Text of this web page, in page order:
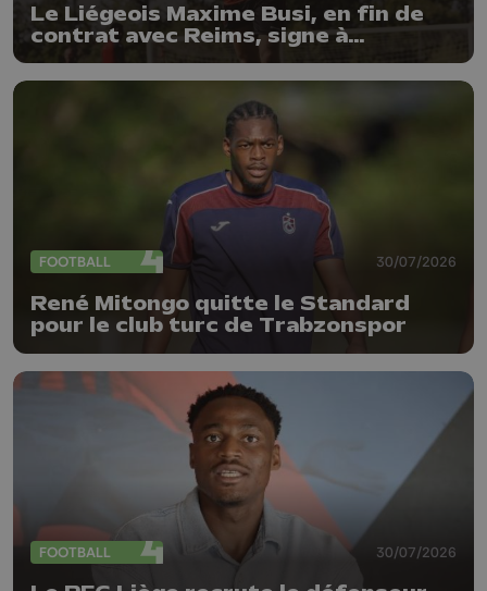
Le Liégeois Maxime Busi, en fin de
contrat avec Reims, signe à
l'Antwerp
FOOTBALL 30/07/2026
René Mitongo quitte le Standard
pour le club turc de Trabzonspor
FOOTBALL 30/07/2026